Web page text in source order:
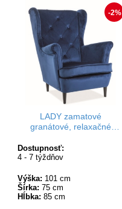
-2%
LADY zamatové
granátové, relaxačné
Dostupnosť:
4 - 7 týždňov
Výška: 101 cm
Šírka: 75 cm
Hĺbka: 85 cm